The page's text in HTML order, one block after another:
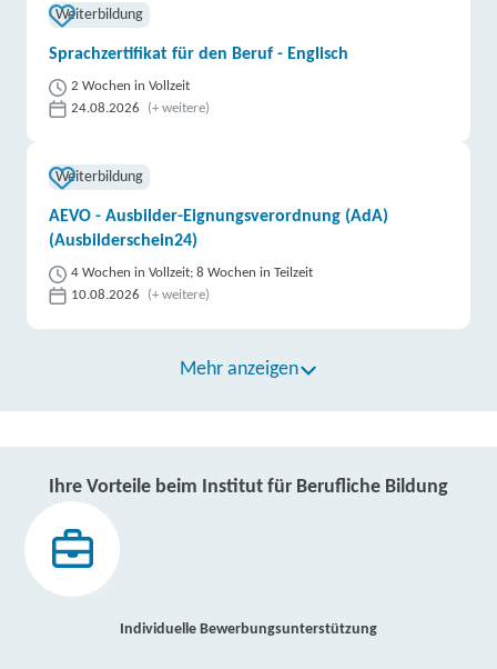
Weiterbildung
Sprachzertifikat für den Beruf - Englisch
2 Wochen in Vollzeit
24.08.2026
(+ weitere)
Weiterbildung
AEVO - Ausbilder-Eignungsverordnung (AdA)
(Ausbilderschein24)
4 Wochen in Vollzeit; 8 Wochen in Teilzeit
10.08.2026
(+ weitere)
Mehr anzeigen
Ihre Vorteile beim Institut für Berufliche Bildung
Individuelle Bewerbungsunterstützung